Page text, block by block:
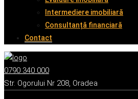
Intermediere imobiliară
Consultanță financiară
Contact
0790 340 000
Str. Ogorului Nr 208, Oradea